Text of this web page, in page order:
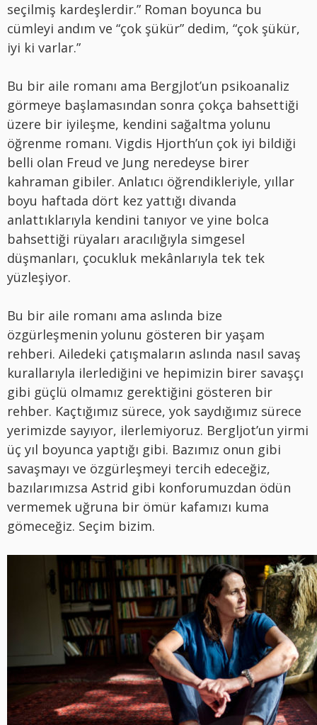
seçilmiş kardeşlerdir.” Roman boyunca bu
cümleyi andım ve “çok şükür” dedim, “çok şükür,
iyi ki varlar.”
Bu bir aile romanı ama Bergjlot’un psikoanaliz
görmeye başlamasından sonra çokça bahsettiği
üzere bir iyileşme, kendini sağaltma yolunu
öğrenme romanı. Vigdis Hjorth’un çok iyi bildiği
belli olan Freud ve Jung neredeyse birer
kahraman gibiler. Anlatıcı öğrendikleriyle, yıllar
boyu haftada dört kez yattığı divanda
anlattıklarıyla kendini tanıyor ve yine bolca
bahsettiği rüyaları aracılığıyla simgesel
düşmanları, çocukluk mekânlarıyla tek tek
yüzleşiyor.
Bu bir aile romanı ama aslında bize
özgürleşmenin yolunu gösteren bir yaşam
rehberi. Ailedeki çatışmaların aslında nasıl savaş
kurallarıyla ilerlediğini ve hepimizin birer savaşçı
gibi güçlü olmamız gerektiğini gösteren bir
rehber. Kaçtığımız sürece, yok saydığımız sürece
yerimizde sayıyor, ilerlemiyoruz. Bergljot’un yirmi
üç yıl boyunca yaptığı gibi. Bazımız onun gibi
savaşmayı ve özgürleşmeyi tercih edeceğiz,
bazılarımızsa Astrid gibi konforumuzdan ödün
vermemek uğruna bir ömür kafamızı kuma
gömeceğiz. Seçim bizim.